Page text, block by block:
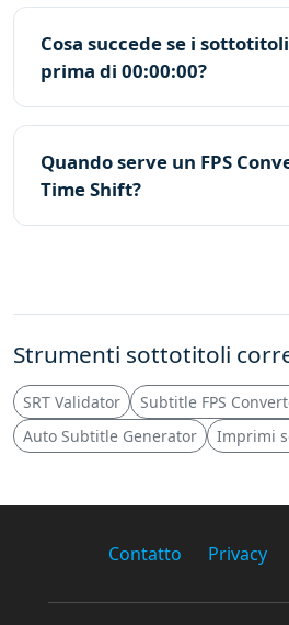
Cosa succede se i
prima di 00:00:00?
Quando serve un FPS
Time Shift?
Strumenti sottotitoli
SRT Validator Subtitle FPS
Auto Subtitle Generator
Imprimi
Contatto Privacy